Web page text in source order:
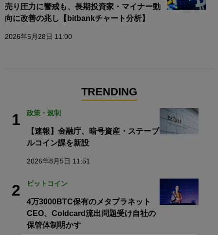
売り圧力に警戒も、長期投資家・マイナー動
向に改善の兆し【bitbankチャート分析】
2026年5月28日 11:00
TRENDING
1 政策・規制
【速報】金融庁、暗号資産・ステーブ
ルコイン課を新設
2026年8月5日 11:51
2 ビットコイン
4万3000BTC保有のメタプラネット
CEO、Coldcard流出問題受け自社の
保管体制明かす